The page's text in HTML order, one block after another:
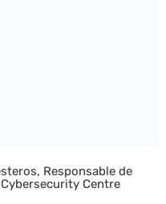
Responsable de
Centre